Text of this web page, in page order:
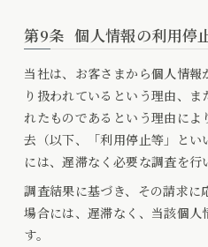
第9条 個人情報の利用停
当社は、お客さまから個人情
り扱われているという理由、
れたものであるという理由によ
去（以下、「利用停止等」とい
には、遅滞なく必要な調査を行
調査結果に基づき、その請求に
場合には、遅滞なく、当該個人
す。